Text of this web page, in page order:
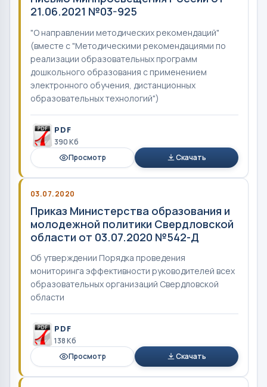
21.06.2021 №03-925
"О направлении методических рекомендаций"
(вместе с "Методическими рекомендациями по
реализации образовательных программ
дошкольного образования с применением
электронного обучения, дистанционных
образовательных технологий")
PDF
390 Кб
Просмотр
Скачать
03.07.2020
Приказ Министерства образования и
молодежной политики Свердловской
области от 03.07.2020 №542-Д
Об утверждении Порядка проведения
мониторинга эффективности руководителей всех
образовательных организаций Свердловской
области
PDF
138 Кб
Просмотр
Скачать